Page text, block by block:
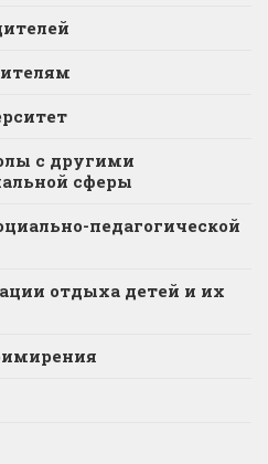
с другими
сферы
педагогической
отдыха детей и их